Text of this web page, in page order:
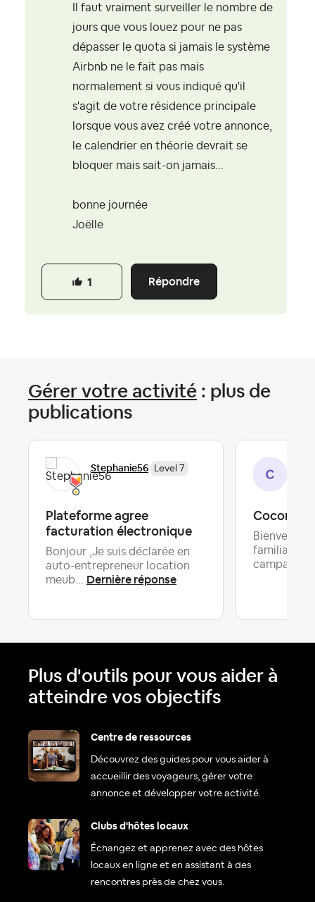
Il faut vraiment surveiller le nombre de
jours que vous louez pour ne pas
dépasser le quota si jamais le système
Airbnb ne le fait pas mais
normalement si vous indiqué qu'il
s'agit de votre résidence principale
lorsque vous avez créé votre annonce,
le calendrier en théorie devrait se
bloquer mais sait-on jamais...
bonne journée
Joëlle
Répondre
1
Gérer votre activité : plus de
publications
Stephanie56 Level 7
Plateforme agree
facturation électronique
Bonjour ,Je suis déclarée en
auto-entrepreneur location
meub... Dernière réponse
Cocon à
Bienvenue
familiale
Plus d'outils pour vous aider à
atteindre vos objectifs
Centre de ressources
Découvrez des guides pour vous aider à
accueillir des voyageurs, gérer votre
annonce et développer votre activité.
Clubs d'hôtes locaux
Échangez et apprenez avec des hôtes
locaux en ligne et en assistant à des
rencontres près de chez vous.